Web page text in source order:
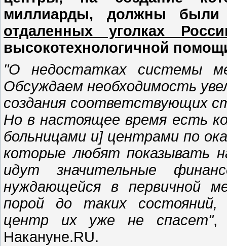
миллиарды, должны
отдаленных уголках
высокотехнологичной
"О недостатках системы
Обсуждаем необходимость
создания соответствующих
Но в настоящее время есть
больницами и] центрами по
которые любят показывать
идут значительные
нуждающейся в первичной
порой до таких состояний,
центр их уже не спасет",
Накануне.RU.